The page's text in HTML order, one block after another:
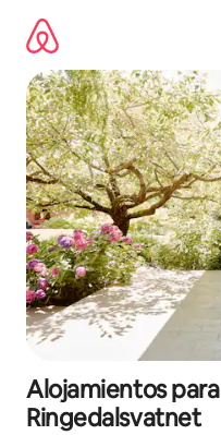
contenido
Alojamientos
Ringedalsvatnet